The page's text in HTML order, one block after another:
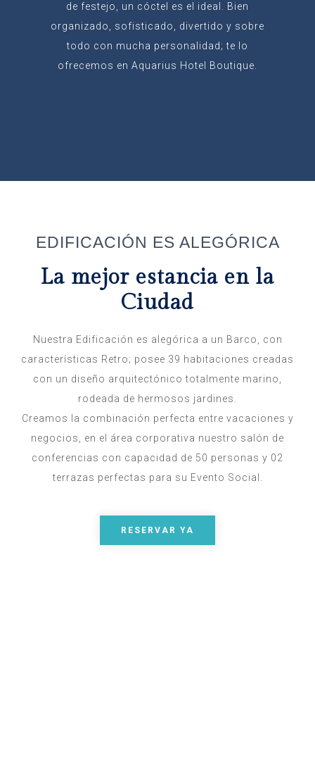
de festejo, un cóctel es el ideal. Bien
organizado, sofisticado, divertido y sobre
todo con mucha personalidad; te lo
ofrecemos en Aquarius Hotel Boutique.
EDIFICACIÓN ES ALEGÓRICA
La mejor estancia en la
Ciudad
Nuestra Edificación es alegórica a un Barco, con
características Retro; posee 39 habitaciones creadas
con un diseño arquitectónico totalmente marino,
rodeada de hermosos jardines.
Creamos la combinación perfecta entre vacaciones y
negocios, en el área corporativa nuestro salón de
conferencias con capacidad de 50 personas y 02
terrazas perfectas para su Evento Social.
RESERVAR YA